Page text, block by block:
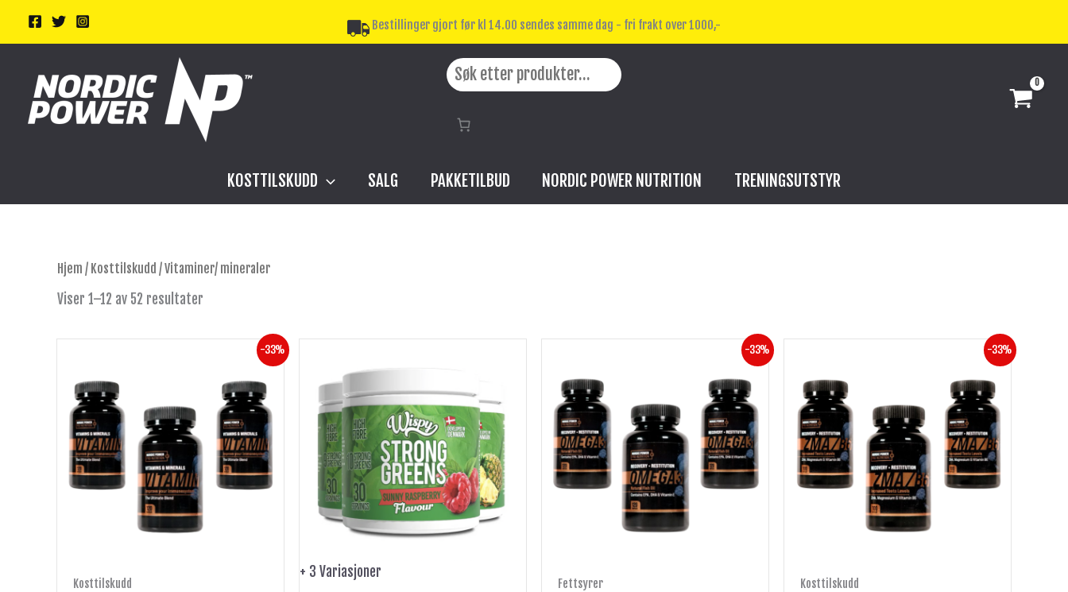
innholdet
Bestillinger gjort før kl 14.00 sendes samme dag - fri frakt over 1000,-
KOSTTILSKUDD SALG PAKKETILBUD NORDIC POWER NUTRITION TRENINGSUTSTYR
Hjem / Kosttilskudd / Vitaminer/ mineraler
Viser 1–12 av 52 resultater
-33%
Kosttilskudd
var:
kr 525.
kr 350.
+ 3 Variasjoner
produktet
har
flere
varianter.
Alternativene
kan
velges
på
produktsiden
-33%
Fettsyrer
var:
kr 675.kr 450.
-33%
Kosttilskudd
var:
kr 597.kr 398.